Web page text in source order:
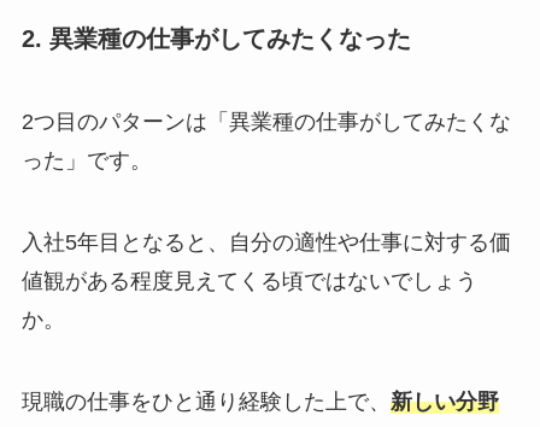
2. 異業種の仕事がしてみたくなった
2つ目のパターンは「異業種の仕事がしてみたくな
った」です。
入社5年目となると、自分の適性や仕事に対する価
値観がある程度見えてくる頃ではないでしょう
か。
現職の仕事をひと通り経験した上で、 新しい分野